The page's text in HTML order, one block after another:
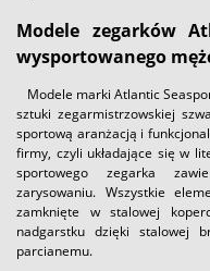
Modele zegarków
wysportowanego
Modele marki Atlantic
sztuki zegarmistrzowskiej
sportową aranżacją i
firmy, czyli układające się w
sportowego zegarka
zarysowaniu. Wszystkie
zamknięte w stalowej
nadgarstku dzięki stalowej
parcianemu.